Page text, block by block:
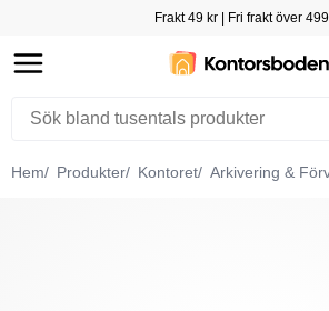
Frakt 49 kr | Fri frakt över
Hem Produkter Kontoret Arkivering &